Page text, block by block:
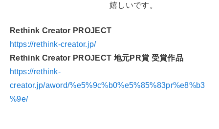
嬉しいです。
Rethink Creator PROJECT
https://rethink-creator.jp/
Rethink Creator PROJECT 地元PR賞 受賞作品
https://rethink-
creator.jp/aword/%e5%9c%b0%e5%85%83pr%e8%b3
%9e/